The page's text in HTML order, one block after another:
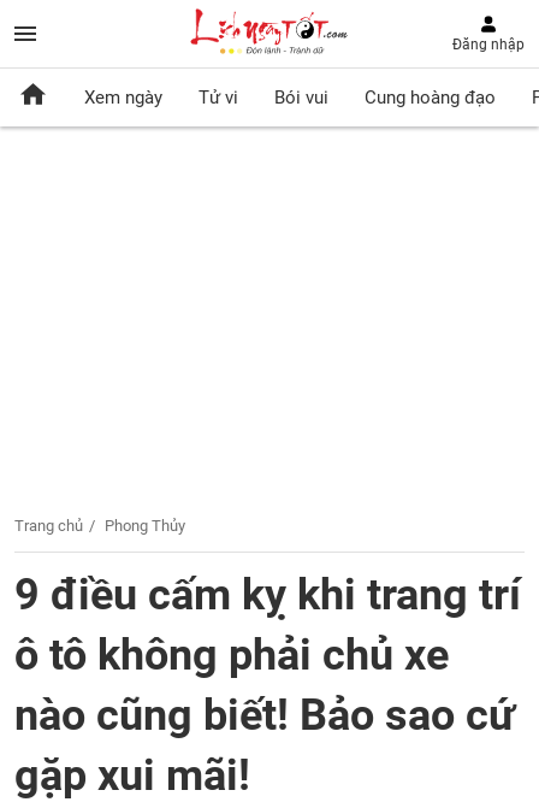
Đăng nhập
Xem ngày Tử vi Bói vui Cung hoàng đạo
Trang chủ Phong Thủy
9 điều cấm kỵ khi trang trí
ô tô không phải chủ xe
nào cũng biết! Bảo sao cứ
gặp xui mãi!